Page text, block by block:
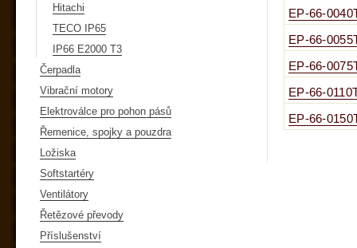
Hitachi
TECO IP65
IP66 E2000 T3
Čerpadla
Vibrační motory
Elektroválce pro pohon pásů
Řemenice, spojky a pouzdra
Ložiska
Softstartéry
Ventilátory
Řetězové převody
Příslušenství
EP-66-
EP-66-
EP-66-
EP-66-
EP-66-